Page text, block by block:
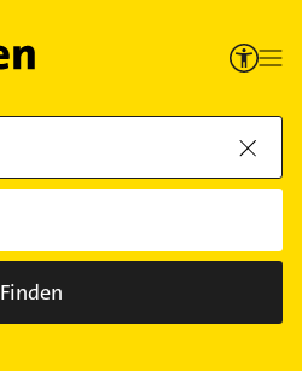
Finden